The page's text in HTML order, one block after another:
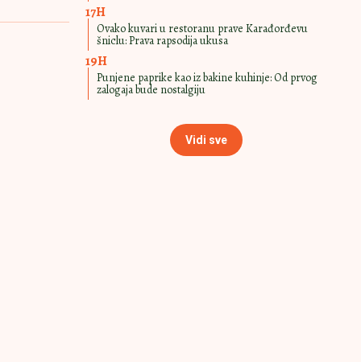
17H
Ovako kuvari u restoranu prave Karađorđevu
šniclu: Prava rapsodija ukusa
19H
Punjene paprike kao iz bakine kuhinje: Od prvog
zalogaja bude nostalgiju
Vidi sve